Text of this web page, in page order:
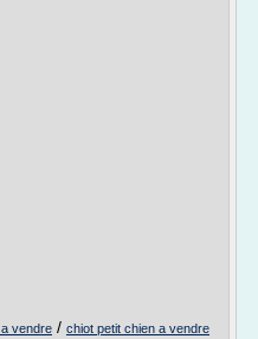
vendre / chiot petit chien a vendre